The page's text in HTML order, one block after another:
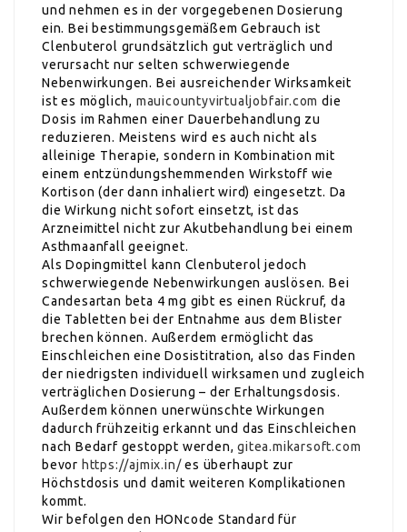
und nehmen es in der vorgegebenen Dosierung
ein. Bei bestimmungsgemäßem Gebrauch ist
Clenbuterol grundsätzlich gut verträglich und
verursacht nur selten schwerwiegende
Nebenwirkungen. Bei ausreichender Wirksamkeit
ist es möglich, mauicountyvirtualjobfair.com die
Dosis im Rahmen einer Dauerbehandlung zu
reduzieren. Meistens wird es auch nicht als
alleinige Therapie, sondern in Kombination mit
einem entzündungshemmenden Wirkstoff wie
Kortison (der dann inhaliert wird) eingesetzt. Da
die Wirkung nicht sofort einsetzt, ist das
Arzneimittel nicht zur Akutbehandlung bei einem
Asthmaanfall geeignet.
Als Dopingmittel kann Clenbuterol jedoch
schwerwiegende Nebenwirkungen auslösen. Bei
Candesartan beta 4 mg gibt es einen Rückruf, da
die Tabletten bei der Entnahme aus dem Blister
brechen können. Außerdem ermöglicht das
Einschleichen eine Dosistitration, also das Finden
der niedrigsten individuell wirksamen und zugleich
verträglichen Dosierung – der Erhaltungsdosis.
Außerdem können unerwünschte Wirkungen
dadurch frühzeitig erkannt und das Einschleichen
nach Bedarf gestoppt werden,gitea.mikarsoft.com
bevor https://ajmix.in/es überhaupt zur
Höchstdosis und damit weiteren Komplikationen
kommt.
Wir befolgen den HONcode Standard für